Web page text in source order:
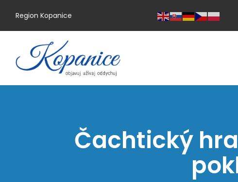
Region Kopanice
Čachtický